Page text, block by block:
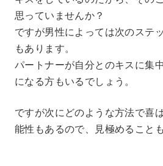
思っていませんか？
ですが男性によっては次のステ
もあります。
パートナーが自分とのキスに集
になる方もいるでしょう。
ですが次にどのような方法で喜
能性もあるので、見極めること